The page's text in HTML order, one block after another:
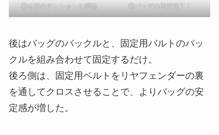
⑤各部のテンションを調整 ⑥バッグの固定完了！
後はバッグのバックルと、固定用バルトのバッ
クルを組み合わせて固定するだけ。
後ろ側は、固定用ベルトをリヤフェンダーの裏
を通してクロスさせることで、よりバッグの安
定感が増した。